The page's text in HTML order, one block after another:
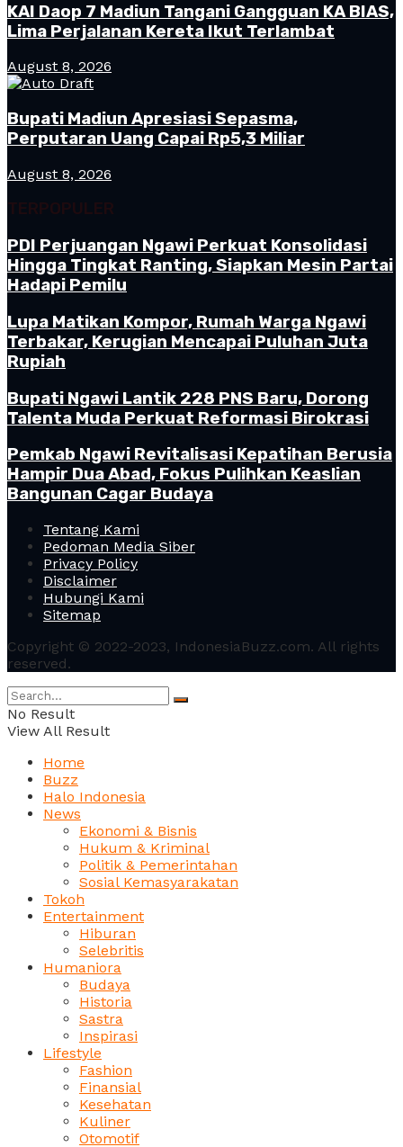
KAI Daop 7 Madiun Tangani Gangguan KA BIAS,
Lima Perjalanan Kereta Ikut Terlambat
August 8, 2026
Bupati Madiun Apresiasi Sepasma,
Perputaran Uang Capai Rp5,3 Miliar
August 8, 2026
TERPOPULER
PDI Perjuangan Ngawi Perkuat Konsolidasi
Hingga Tingkat Ranting, Siapkan Mesin Partai
Hadapi Pemilu
Lupa Matikan Kompor, Rumah Warga Ngawi
Terbakar, Kerugian Mencapai Puluhan Juta
Rupiah
Bupati Ngawi Lantik 228 PNS Baru, Dorong
Talenta Muda Perkuat Reformasi Birokrasi
Pemkab Ngawi Revitalisasi Kepatihan Berusia
Hampir Dua Abad, Fokus Pulihkan Keaslian
Bangunan Cagar Budaya
Tentang Kami
Pedoman Media Siber
Privacy Policy
Disclaimer
Hubungi Kami
Sitemap
Copyright © 2022-2023, IndonesiaBuzz.com. All rights
reserved.
No Result
View All Result
Home
Buzz
Halo Indonesia
News
Ekonomi & Bisnis
Hukum & Kriminal
Politik & Pemerintahan
Sosial Kemasyarakatan
Tokoh
Entertainment
Hiburan
Selebritis
Humaniora
Budaya
Historia
Sastra
Inspirasi
Lifestyle
Fashion
Finansial
Kesehatan
Kuliner
Otomotif